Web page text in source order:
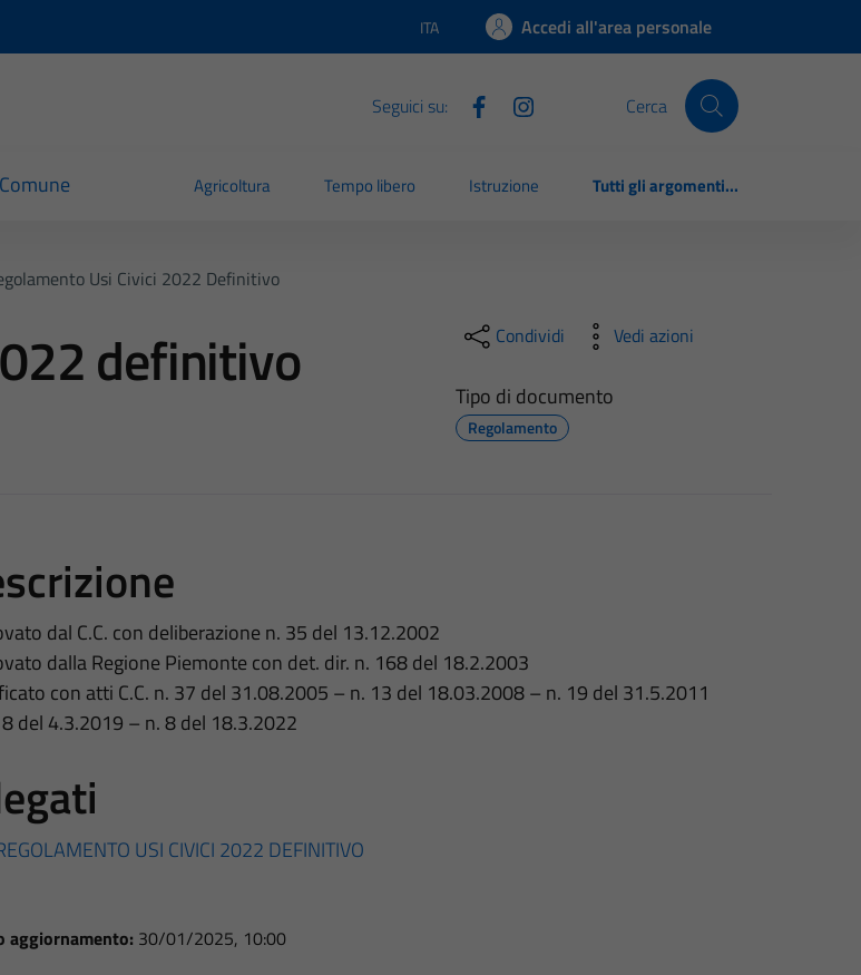
Lingua attiva:
ITA Accedi all'area personale
Seguici su: Cerca
Agricoltura Tempo libero Istruzione Tutti gli argomenti...
Usi Civici 2022 Definitivo
definitivo Condividi Vedi azioni
Tipo di documento
Regolamento
dal C.C. con deliberazione n. 35 del 13.12.2002
dalla Regione Piemonte con det. dir. n. 168 del 18.2.2003
con atti C.C. n. 37 del 31.08.2005 – n. 13 del 18.03.2008 – n. 19 del 31.5.2011
del 4.3.2019 – n. 8 del 18.3.2022
USI CIVICI 2022 DEFINITIVO
aggiornamento: 30/01/2025, 10:00